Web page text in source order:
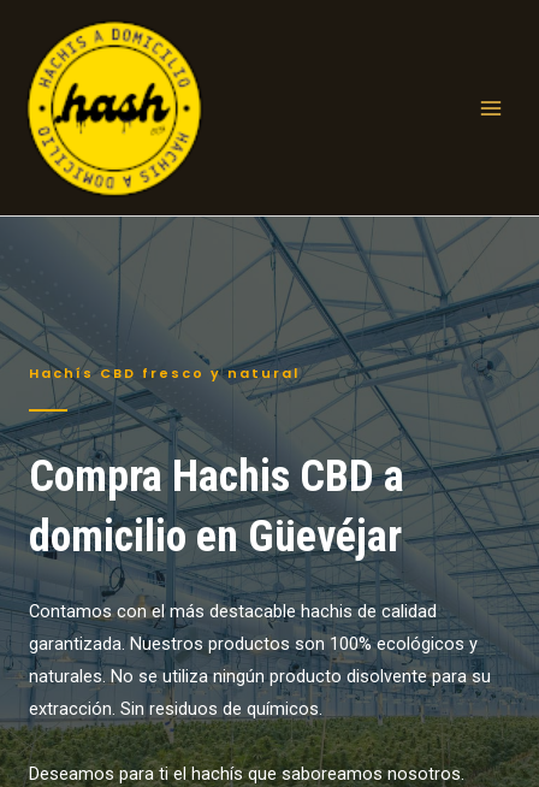
contenido
Hachís CBD fresco y natural
Compra Hachis CBD a
domicilio en Güevéjar
Contamos con el más destacable hachis de calidad
garantizada. Nuestros productos son 100% ecológicos y
naturales. No se utiliza ningún producto disolvente para su
extracción. Sin residuos de químicos.
Deseamos para ti el hachís que saboreamos nosotros.